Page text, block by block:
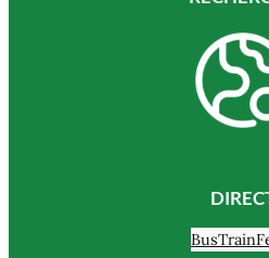
BusTrain